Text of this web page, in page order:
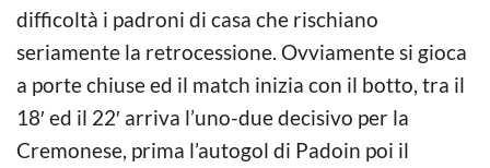
difficoltà i padroni di casa che rischiano
seriamente la retrocessione. Ovviamente si gioca
a porte chiuse ed il match inizia con il botto, tra il
18′ ed il 22′ arriva l’uno-due decisivo per la
Cremonese, prima l’autogol di Padoin poi il